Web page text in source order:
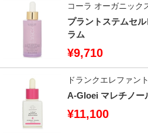
コーラ オーガニック
プラントステムセ
ラム
¥9,710
ドランクエレファント
A-Gloei マレチノー
¥11,100